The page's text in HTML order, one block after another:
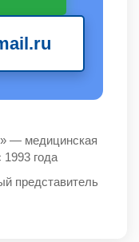
— медицинская
года
представитель